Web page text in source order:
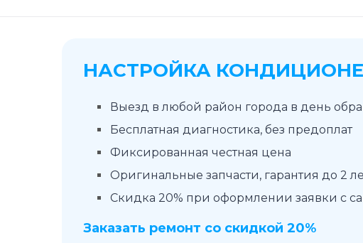
НАСТРОЙКА
Выезд в любой район города в день
Бесплатная диагностика, без предоплат
Фиксированная честная цена
Оригинальные запчасти, гарантия до 2
Скидка 20% при оформлении заявки с
Заказать ремонт со скидкой 20%